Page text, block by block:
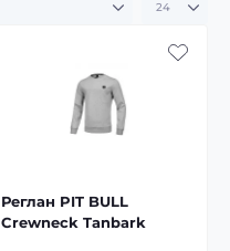
Реглан PIT BULL
Crewneck Tanbark